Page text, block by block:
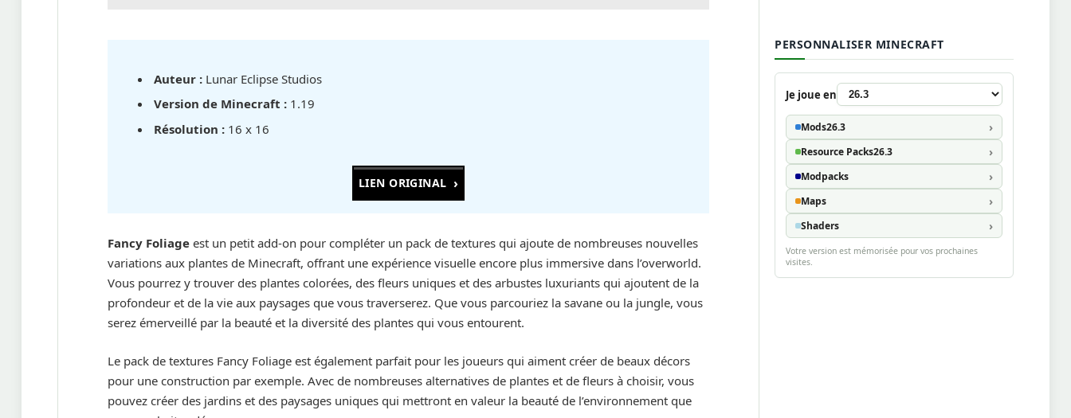
Auteur : Lunar Eclipse Studios
Version de Minecraft : 1.19
Résolution : 16 x 16
LIEN ORIGINAL
Fancy Foliage est un petit add-on pour compléter un pack de textures qui ajoute de nombreuses nouvelles
variations aux plantes de Minecraft, offrant une expérience visuelle encore plus immersive dans l’overworld.
Vous pourrez y trouver des plantes colorées, des fleurs uniques et des arbustes luxuriants qui ajoutent de la
profondeur et de la vie aux paysages que vous traverserez. Que vous parcouriez la savane ou la jungle, vous
serez émerveillé par la beauté et la diversité des plantes qui vous entourent.
Le pack de textures Fancy Foliage est également parfait pour les joueurs qui aiment créer de beaux décors
pour une construction par exemple. Avec de nombreuses alternatives de plantes et de fleurs à choisir, vous
pouvez créer des jardins et des paysages uniques qui mettront en valeur la beauté de l’environnement que
PERSONNALISER MINECRAFT
Je joue en
Mods26.3
Resource Packs26.3
Modpacks
Maps
Shaders
Votre version est mémorisée pour vos prochaines
visites.